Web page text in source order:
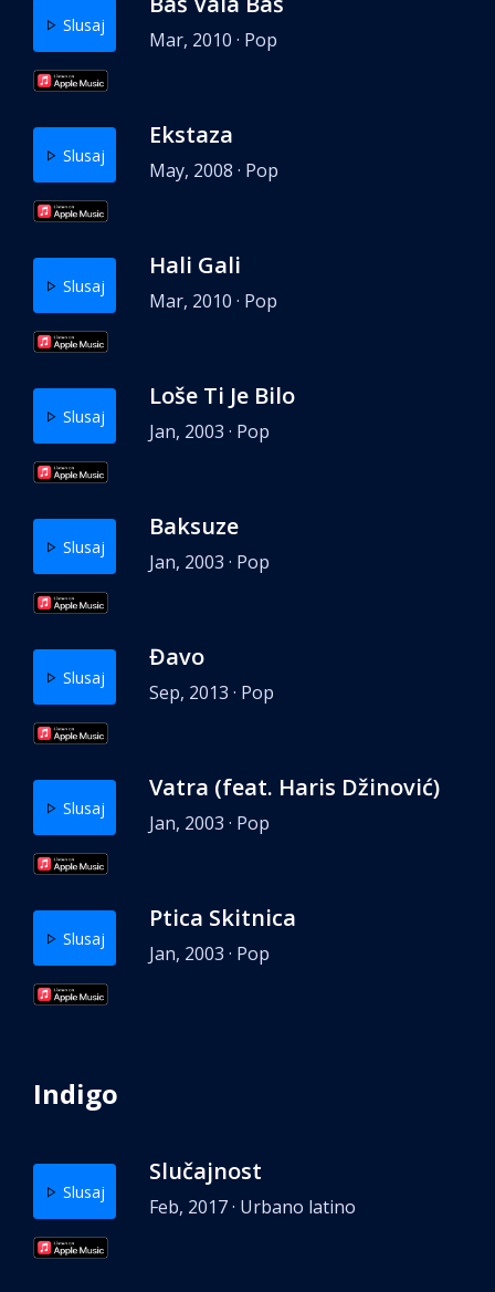
Slusaj
Mar, 2010 · Pop
Slusaj
Ekstaza
May, 2008 · Pop
Slusaj
Hali Gali
Mar, 2010 · Pop
Slusaj
Loše Ti Je Bilo
Jan, 2003 · Pop
Slusaj
Baksuze
Jan, 2003 · Pop
Slusaj
Đavo
Sep, 2013 · Pop
Slusaj
Vatra (feat. Haris Džinović)
Jan, 2003 · Pop
Slusaj
Ptica Skitnica
Jan, 2003 · Pop
Indigo
Slusaj
Slučajnost
Feb, 2017 · Urbano latino